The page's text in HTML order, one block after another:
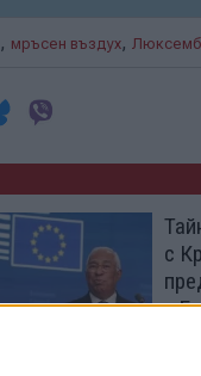
, мръсен въздух,
с
в
21